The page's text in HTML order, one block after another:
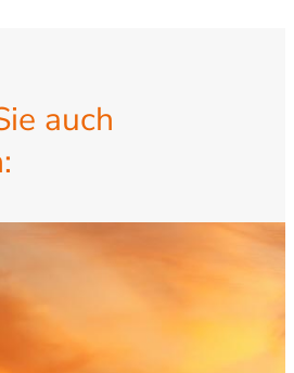
auch